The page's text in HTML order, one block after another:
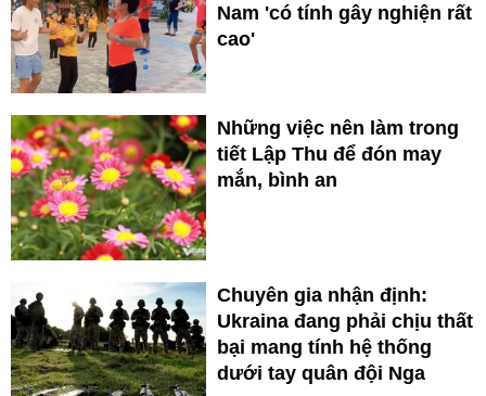
Nam 'có tính gây nghiện rất
cao'
Những việc nên làm trong
tiết Lập Thu để đón may
mắn, bình an
Chuyên gia nhận định:
Ukraina đang phải chịu thất
bại mang tính hệ thống
dưới tay quân đội Nga